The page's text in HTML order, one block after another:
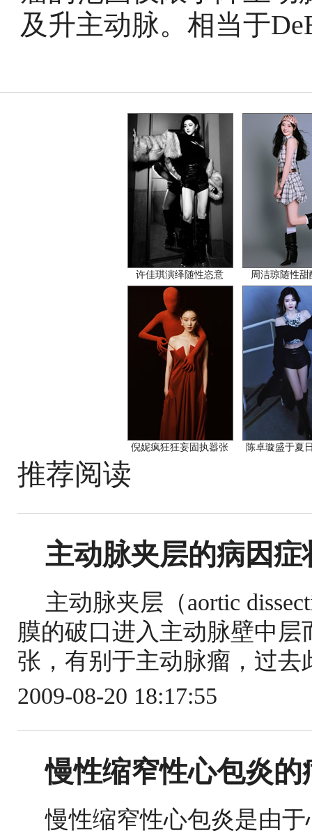
及升主动脉。相当于
许佳琪演绎随性恣意 周洁琼随性甜
倪妮疯狂狂妄固执嚣张 陈卓璇盛于夏
推荐阅读
主动脉夹层的病因
主动脉夹层（aortic
膜的破口进入主动脉壁中
张，有别于主动脉瘤，过
2009-08-20 18:17:55
慢性缩窄性心包炎
慢性缩窄性心包炎是由